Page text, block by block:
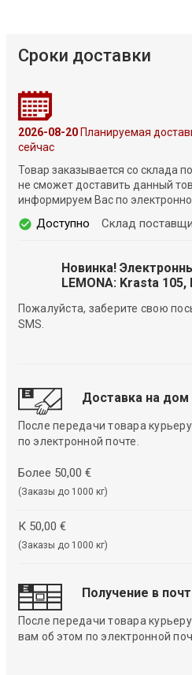
Сроки доставки
2026-08-20Планируемая
сейчас
Товар заказывается со склада
не сможет доставить данный
информируем Вас по
Доступно Склад
Новинка!
LEMONA: Krasta 105,
Пожалуйста, заберите свою
SMS.
Доставка на дом
После передачи товара
по электронной почте.
Более 50,00 €
(Заказы до 1000 кг)
К 50,00 €
(Заказы до 1000 кг)
Получение в
После передачи товара
вам об этом по электронной